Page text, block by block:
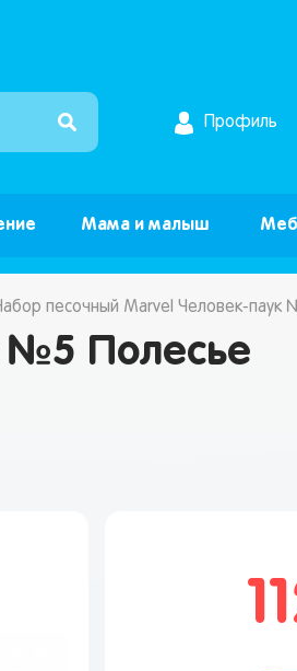
товаров и игрушек ”Бум Бум”
Профиль
Мама и малыш
песочный Marvel Человек-паук
№5 Полесье